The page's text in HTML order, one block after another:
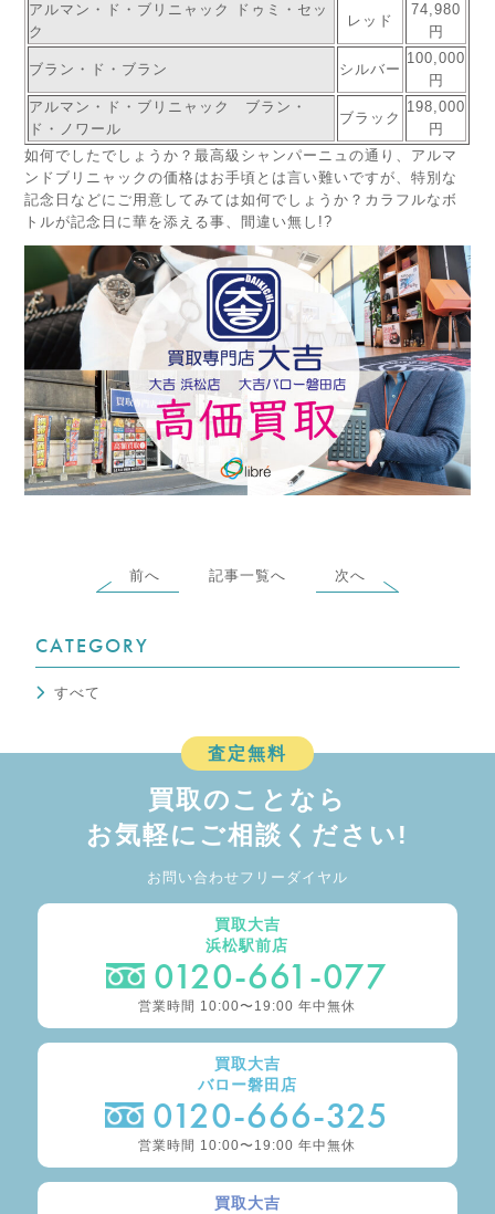
アルマン・ド・ブリニャック ドゥミ・セッ
ク
レッド
74,980
円
ブラン・ド・ブラン シルバー
100,000
円
アルマン・ド・ブリニャック ブラン・
ド・ノワール
ブラック
198,000
円
如何でしたでしょうか？最高級シャンパーニュの通り、アルマ
ンドブリニャックの価格はお手頃とは言い難いですが、特別な
記念日などにご用意してみては如何でしょうか？カラフルなボ
トルが記念日に華を添える事、間違い無し!?
前へ 記事一覧へ 次へ
CATEGORY
すべて
査定無料
買取のことなら
お気軽にご相談ください!
お問い合わせフリーダイヤル
買取大吉
浜松駅前店
0120-661-077
営業時間 10:00〜19:00 年中無休
買取大吉
バロー磐田店
0120-666-325
営業時間 10:00〜19:00 年中無休
買取大吉